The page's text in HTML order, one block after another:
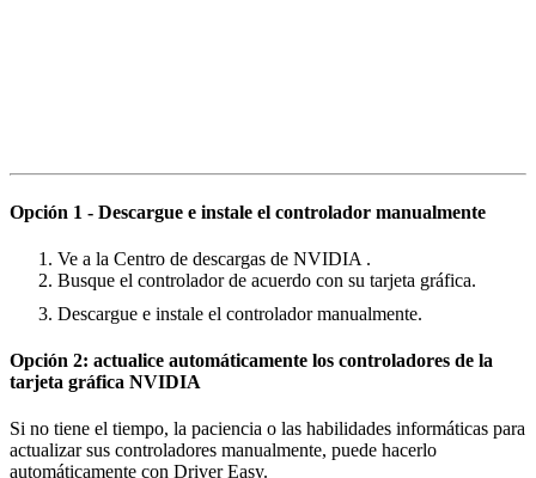
Opción 1 - Descargue e instale el controlador manualmente
Ve a la Centro de descargas de NVIDIA .
Busque el controlador de acuerdo con su tarjeta gráfica.
Descargue e instale el controlador manualmente.
Opción 2: actualice automáticamente los controladores de la
tarjeta gráfica NVIDIA
Si no tiene el tiempo, la paciencia o las habilidades informáticas para
actualizar sus controladores manualmente, puede hacerlo
automáticamente con Driver Easy.